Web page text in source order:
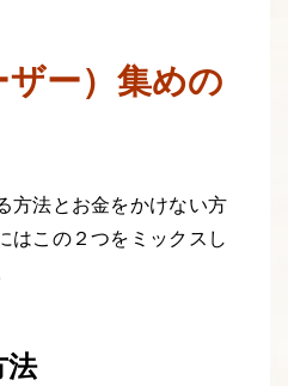
ザー）集めの
方法とお金をかけない方
はこの２つをミックスし
法